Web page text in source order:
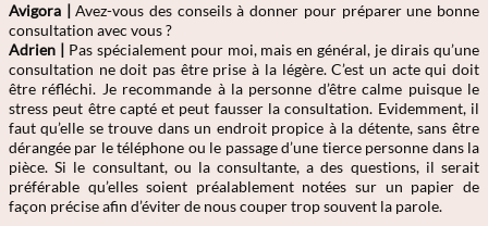
Avigora | Avez-vous des conseils à donner pour préparer une bonne
consultation avec vous ?
Adrien | Pas spécialement pour moi, mais en général, je dirais qu’une
consultation ne doit pas être prise à la légère. C’est un acte qui doit
être réfléchi. Je recommande à la personne d’être calme puisque le
stress peut être capté et peut fausser la consultation. Evidemment, il
faut qu’elle se trouve dans un endroit propice à la détente, sans être
dérangée par le téléphone ou le passage d’une tierce personne dans la
pièce. Si le consultant, ou la consultante, a des questions, il serait
préférable qu’elles soient préalablement notées sur un papier de
façon précise afin d’éviter de nous couper trop souvent la parole.